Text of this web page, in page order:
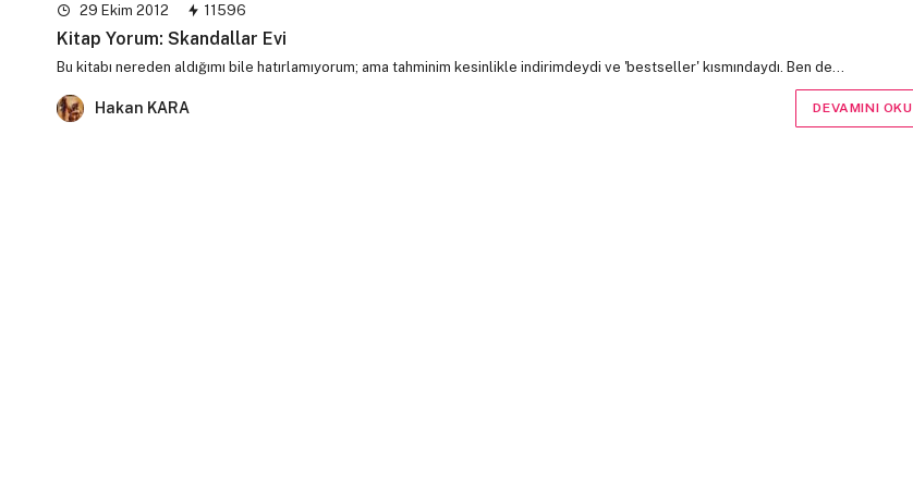
29 Ekim 2012 11596
Kitap Yorum: Skandallar Evi
Bu kitabı nereden aldığımı bile hatırlamıyorum; ama tahminim kesinlikle indirimdeydi ve 'bestseller' kısmındaydı. Ben de…
Hakan KARA DEVAMINI OKU